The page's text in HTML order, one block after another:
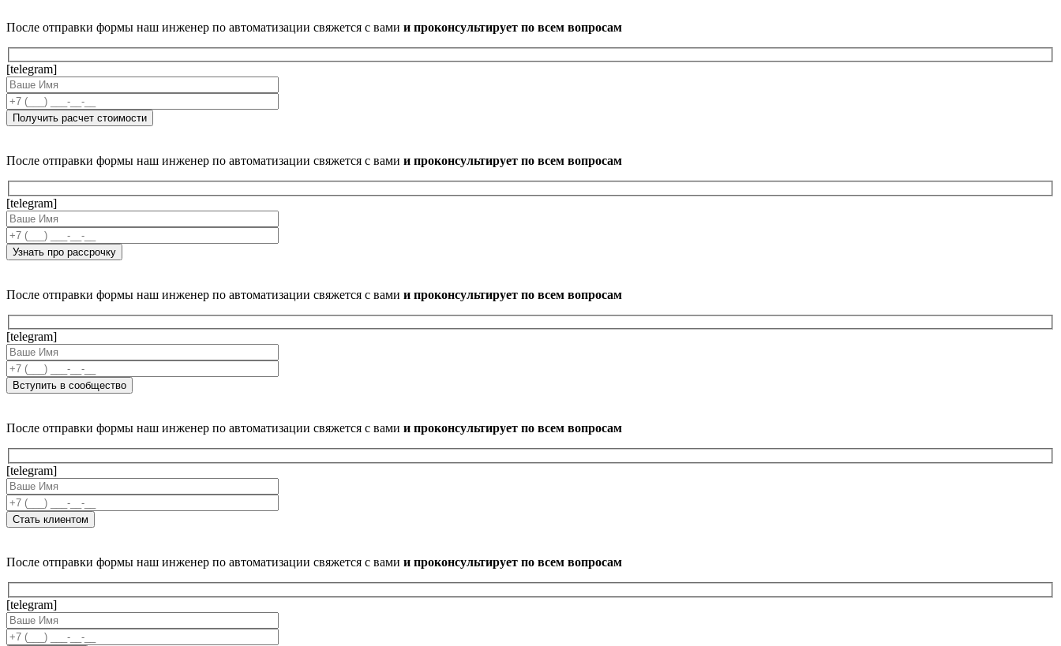
После отправки формы наш инженер по автоматизации свяжется с вами и проконсультирует по всем вопросам
[telegram]
После отправки формы наш инженер по автоматизации свяжется с вами и проконсультирует по всем вопросам
[telegram]
После отправки формы наш инженер по автоматизации свяжется с вами и проконсультирует по всем вопросам
[telegram]
После отправки формы наш инженер по автоматизации свяжется с вами и проконсультирует по всем вопросам
[telegram]
После отправки формы наш инженер по автоматизации свяжется с вами и проконсультирует по всем вопросам
[telegram]